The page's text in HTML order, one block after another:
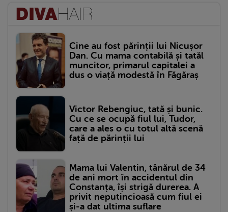
Cine au fost părinții lui Nicușor
Dan. Cu mama contabilă și tatăl
muncitor, primarul capitalei a
dus o viață modestă în Făgăraș
Victor Rebengiuc, tată și bunic.
Cu ce se ocupă fiul lui, Tudor,
care a ales o cu totul altă scenă
față de părinții lui
Mama lui Valentin, tânărul de 34
de ani mort în accidentul din
Constanța, își strigă durerea. A
privit neputincioasă cum fiul ei
și-a dat ultima suflare